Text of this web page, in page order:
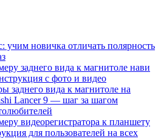
учим новичка отличать полярность
заднего вида к магнитоле нави
с фото и видео
заднего вида к магнитоле на
Lancer 9 — шаг за шагом
видеорегистратора к планшету
для пользователей на всех